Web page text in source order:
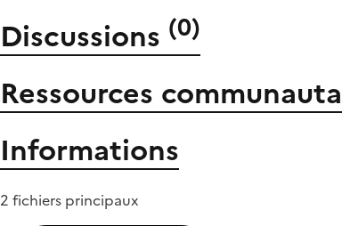
Discussions (0)
Ressources
Informations
2 fichiers principaux